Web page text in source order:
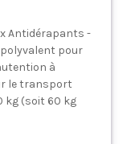
Antidérapants -
pour
à
le transport
kg (soit 60 kg